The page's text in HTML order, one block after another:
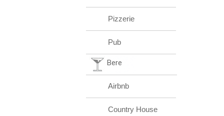
Pizzerie
Pub
Bere
Airbnb
Country House